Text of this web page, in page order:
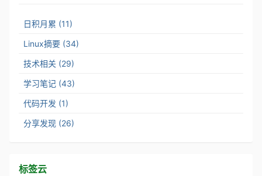
日积月累 (11)
Linux摘要 (34)
技术相关 (29)
学习笔记 (43)
代码开发 (1)
分享发现 (26)
标签云